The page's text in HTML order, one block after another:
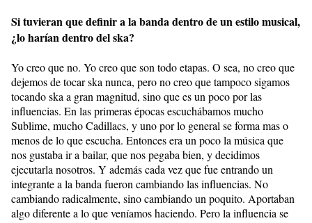
Si tuvieran que definir a la banda dentro de un estilo musical,
¿lo harían dentro del ska?
Yo creo que no. Yo creo que son todo etapas. O sea, no creo que
dejemos de tocar ska nunca, pero no creo que tampoco sigamos
tocando ska a gran magnitud, sino que es un poco por las
influencias. En las primeras épocas escuchábamos mucho
Sublime, mucho Cadillacs, y uno por lo general se forma mas o
menos de lo que escucha. Entonces era un poco la música que
nos gustaba ir a bailar, que nos pegaba bien, y decidimos
ejecutarla nosotros. Y además cada vez que fue entrando un
integrante a la banda fueron cambiando las influencias. No
cambiando radicalmente, sino cambiando un poquito. Aportaban
algo diferente a lo que veníamos haciendo. Pero la influencia se